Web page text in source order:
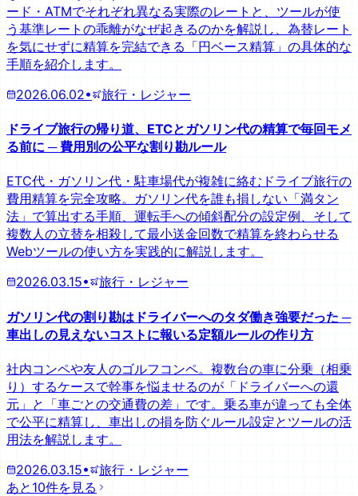
ード・ATMでそれぞれ異なる実際のレートと、ツールが使
う基準レートの乖離がなぜ起きるのかを解説し、為替レート
を気にせずに精算を完結できる「円ベース精算」の具体的な
手順を紹介します。
2026.06.02• 旅行・レジャー
ドライブ旅行の帰り道、ETCとガソリン代の精算で毎回モメ
る前に ─ 費用別の公平な割り勘ルール
ETC代・ガソリン代・駐車場代が複雑に絡むドライブ旅行の
費用精算を完全攻略。ガソリン代を誰も損しない「満タン
法」で算出する手順、運転手への傾斜配分の設定例、そして
複数人の立替を相殺して最小送金回数で精算を終わらせる
Webツールの使い方を実践的に解説します。
2026.03.15• 旅行・レジャー
ガソリン代の割り勘はドライバーへのタダ働き強要だった ─
車出しの見えないコストに報いる定額ルールの作り方
社内コンペや友人のゴルフコンペ。複数台の車に分乗（相乗
り）するケースで幹事を悩ませるのが「ドライバーへの還
元」と「車ごとの交通費の差」です。乗る車が違っても全体
で公平に精算し、車出しの損を防ぐルール設定とツールの活
用法を解説します。
2026.03.15•
旅行・レジャー
あと10件を見る